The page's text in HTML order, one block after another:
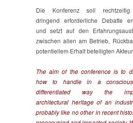
Die Konferenz soll
dringend erforderliche Debatte
und setzt auf den
zwischen allen am Betrieb,
potentiellem Erhalt beteiligten
The aim of the conference is to
how to handle in a
differentiated way the
architectural heritage of an
probably like no other in recent